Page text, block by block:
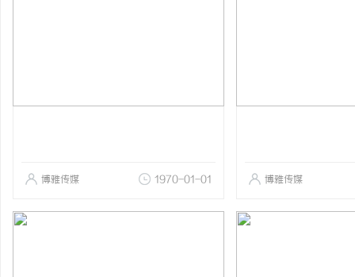
博雅传媒 1970-01-01 博雅传媒